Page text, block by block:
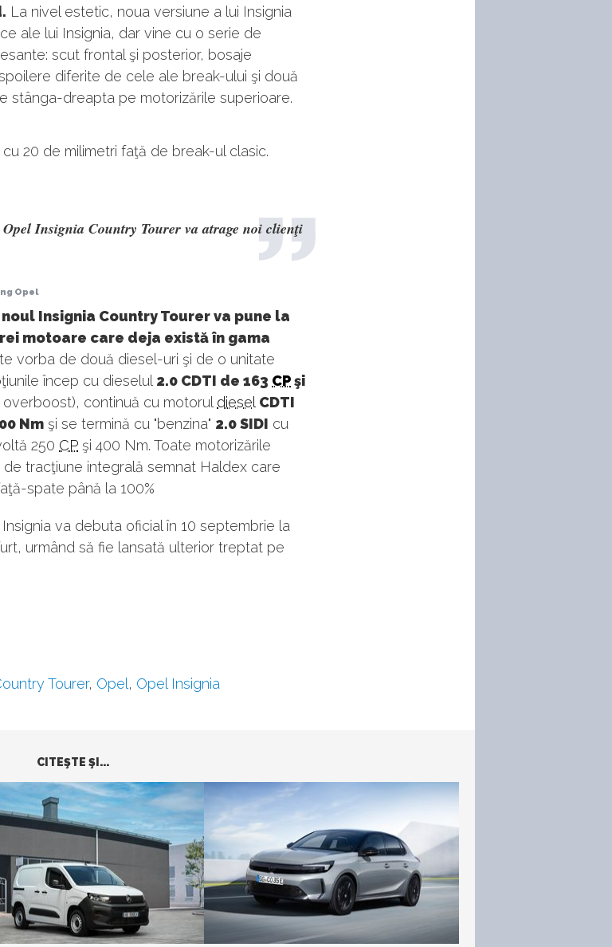
La nivel estetic, noua versiune a lui Insignia
ale lui Insignia, dar vine cu o serie de
scut frontal şi posterior, bosaje
diferite de cele ale break-ului şi două
stânga-dreapta pe motorizările superioare.
20 de milimetri faţă de break-ul clasic.
Insignia Country Tourer va atrage noi clienţi
Opel
Insignia Country Tourer va pune la
motoare care deja există în gama
vorba de două diesel-uri şi de o unitate
încep cu dieselul 2.0 CDTI de 163 CPşi
continuă cu motorul diesel CDTI
Nm şi se termină cu "benzina" 2.0 SIDI cu
250 CP şi 400 Nm. Toate motorizările
tracţiune integrală semnat Haldex care
spate până la 100%
va debuta oficial în 10 septembrie la
urmând să fie lansată ulterior treptat pe
Tourer, Opel , Opel Insignia
CITEŞTE ŞI...